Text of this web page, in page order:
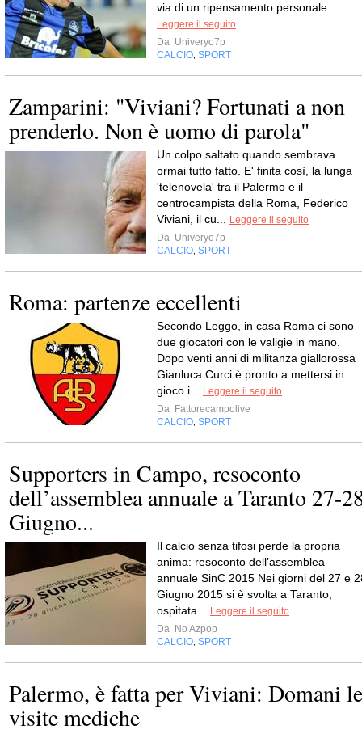
via di un ripensamento personale.
Leggere il seguito
Da Univeryo7p
CALCIO SPORT
Zamparini: "Viviani? Fortunati a non
prenderlo. Non è uomo di parola"
Un colpo saltato quando sembrava
ormai tutto fatto. E' finita così, la lunga
'telenovela' tra il Palermo e il
centrocampista della Roma, Federico
Viviani, il cu...
Leggere il seguito
Da Univeryo7p
CALCIO SPORT
Roma: partenze eccellenti
Secondo Leggo, in casa Roma ci sono
due giocatori con le valigie in mano.
Dopo venti anni di militanza giallorossa
Gianluca Curci è pronto a mettersi in
gioco i...
Leggere il seguito
Da Fattorecampolive
CALCIO SPORT
Supporters in Campo, resoconto
dell’assemblea annuale a Taranto 27-
Giugno...
Il calcio senza tifosi perde la propria
anima: resoconto dell’assemblea
annuale SinC 2015 Nei giorni del 27 e
Giugno 2015 si è svolta a Taranto,
ospitata...
Leggere il seguito
Da No Azpop
CALCIO SPORT
Palermo, è fatta per Viviani: Domani le
visite mediche